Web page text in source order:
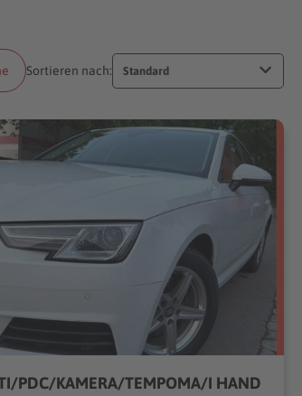
Sortieren nach: Standard
PDC/KAMERA/TEMPOMA/I HAND